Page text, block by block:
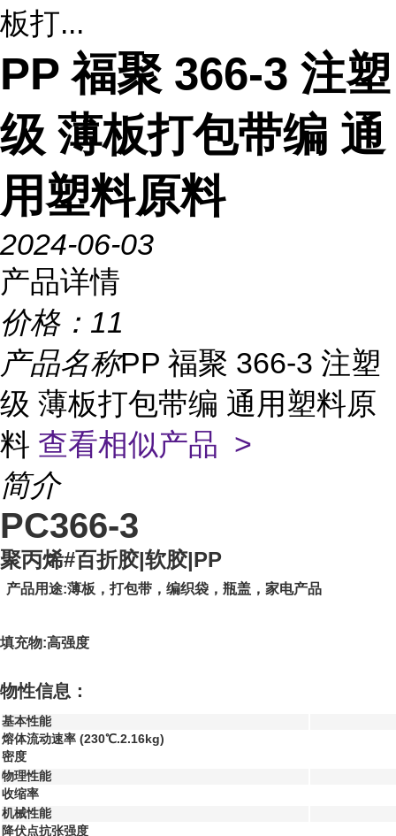
板打...
PP 福聚 366-3 注塑
级 薄板打包带编 通
用塑料原料
2024-06-03
产品详情
价格： 11
产品名称PP 福聚 366-3 注塑
级 薄板打包带编 通用塑料原
料 查看相似产品 >
简介
PC366-3
聚丙烯#百折胶|软胶|PP
产品用途:薄板，打包带，编织袋，瓶盖，家电产品
填充物:高强度
物性信息：
基本性能
熔体流动速率 (230℃.2.16kg)
密度
物理性能
收缩率
机械性能
降伏点抗张强度